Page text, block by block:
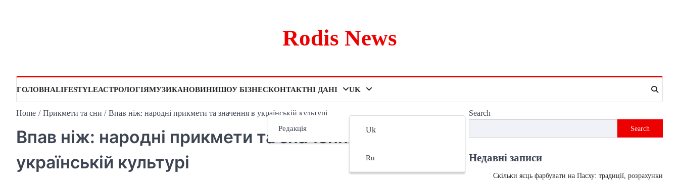
Rodis News
ГОЛОВНАLIFESTYLEАСТРОЛОГІЯМУЗИКАНОВИНИШОУ БІЗНЕСКОНТАКТНІ ДАНІ
Редакція
UK
Uk
Ru
Home Прикмети та сни Впав ніж: народні прикмети та значення в українській культурі
Впав ніж: народні прикмети та значення в
українській культурі
Search
Search
Недавні записи
Скільки яєць фарбувати на Пасху: традиції, розрахунки